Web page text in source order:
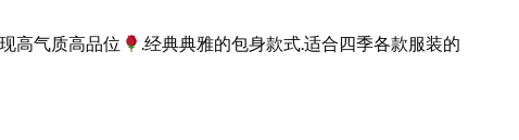
高气质高品位
.经典典雅的包身款式.适合四季各款服装的